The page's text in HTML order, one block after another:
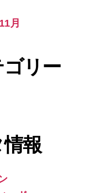
月
ゴリー
報